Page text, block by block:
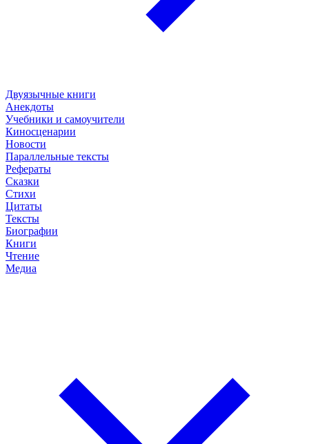
Двуязычные книги
Анекдоты
Учебники и самоучители
Киносценарии
Новости
Параллельные тексты
Рефераты
Сказки
Стихи
Цитаты
Тексты
Биографии
Книги
Чтение
Медиа